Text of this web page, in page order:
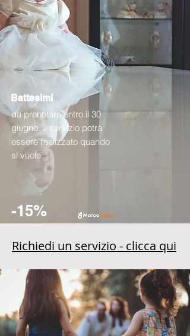
Battesimi
da prenotare entro il 30
giugno. Il servizio potrà
essere realizzato quando
si vuole
-15%
Richiedi un servizio - clicca qui